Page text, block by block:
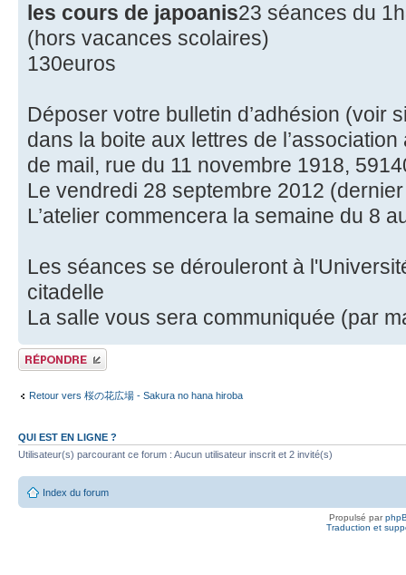
les cours de japoanis23 séances du
(hors vacances scolaires)
130euros
Déposer votre bulletin d’adhésion (voir
dans la boite aux lettres de
de mail, rue du 11 novembre 1918,
Le vendredi 28 septembre 2012
L’atelier commencera la semaine du 8
Les séances se dérouleront à
citadelle
La salle vous sera communiquée (par
Publier une réponse
Retour vers 桜の花広場 - Sakura no hana hiroba
QUI EST EN LIGNE ?
Utilisateur(s) parcourant ce forum : Aucun utilisateur inscrit et 2 invité(s)
Index du forum
Propulsé par
Traduction et